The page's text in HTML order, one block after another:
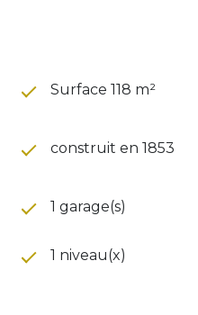
La Borie Immobilier
Email :sb@laborie-
Prix de vente du bien
RSAC N° 498 394 725 -
Surface 118 m²
construit en 1853
1 garage(s)
1 niveau(x)